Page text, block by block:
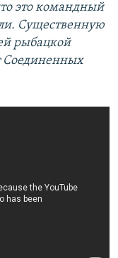
это командный
Существенную
рыбацкой
Соединенных